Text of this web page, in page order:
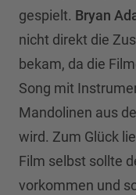
gespielt. Bryan
nicht direkt die
bekam, da die
Song mit
Mandolinen aus
wird. Zum Glück
Film selbst sollte
vorkommen und